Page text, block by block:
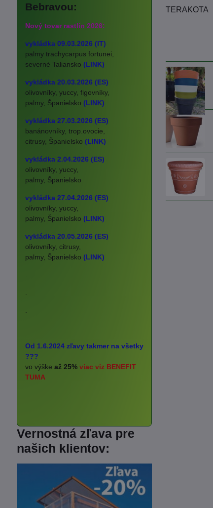
TERAKOTA
Bebravou:
Nový tovar rastlín 2026:
vykládka 09.03.2026 (IT)
palmy trachycarpus fortunei,
severné Taliansko (LINK)
vykládka 20.03.2026 (ES)
olivovníky, yuccy, figovníky,
palmy, Španielsko (LINK)
vykládka 27.03.2026 (ES)
banánovníky, trop.ovocie,
citrusy, Španielsko (LINK)
vykládka 2.04.2026 (ES)
olivovníky, yuccy,
palmy, Španielsko
vykládka 27.04.2026 (ES)
olivovníky, yuccy,
palmy, Španielsko (LINK)
vykládka 20.05.2026 (ES)
olivovníky, citrusy,
palmy, Španielsko (LINK)
Od 1.6.2024 zľavy takmer na všetky
???
vo výške až 25% viac viz BENEFIT
TUMA
Vernostná zľava pre
našich klientov: